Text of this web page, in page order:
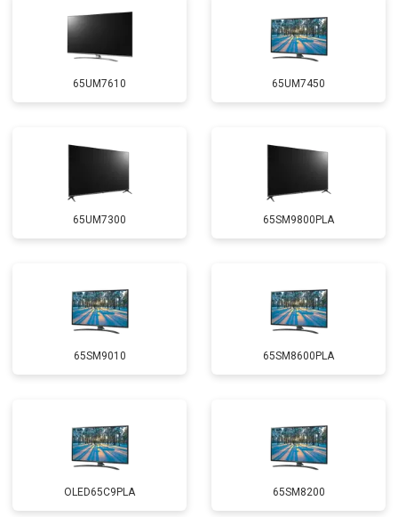
65UM7610 65UM7450
65UM7300 65SM9800PLA
65SM9010 65SM8600PLA
OLED65C9PLA 65SM8200